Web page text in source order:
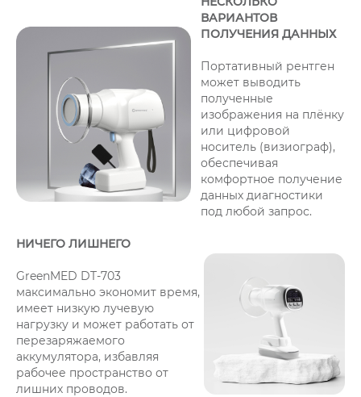
ВАРИАНТОВ
ПОЛУЧЕНИЯ ДАННЫХ
Портативный рентген
может выводить
полученные
изображения на плёнку
или цифровой
носитель (визиограф),
обеспечивая
комфортное получение
данных диагностики
под любой запрос.
НИЧЕГО ЛИШНЕГО
GreenMED DT-703
максимально экономит время,
имеет низкую лучевую
нагрузку и может работать от
перезаряжаемого
аккумулятора, избавляя
рабочее пространство от
лишних проводов.